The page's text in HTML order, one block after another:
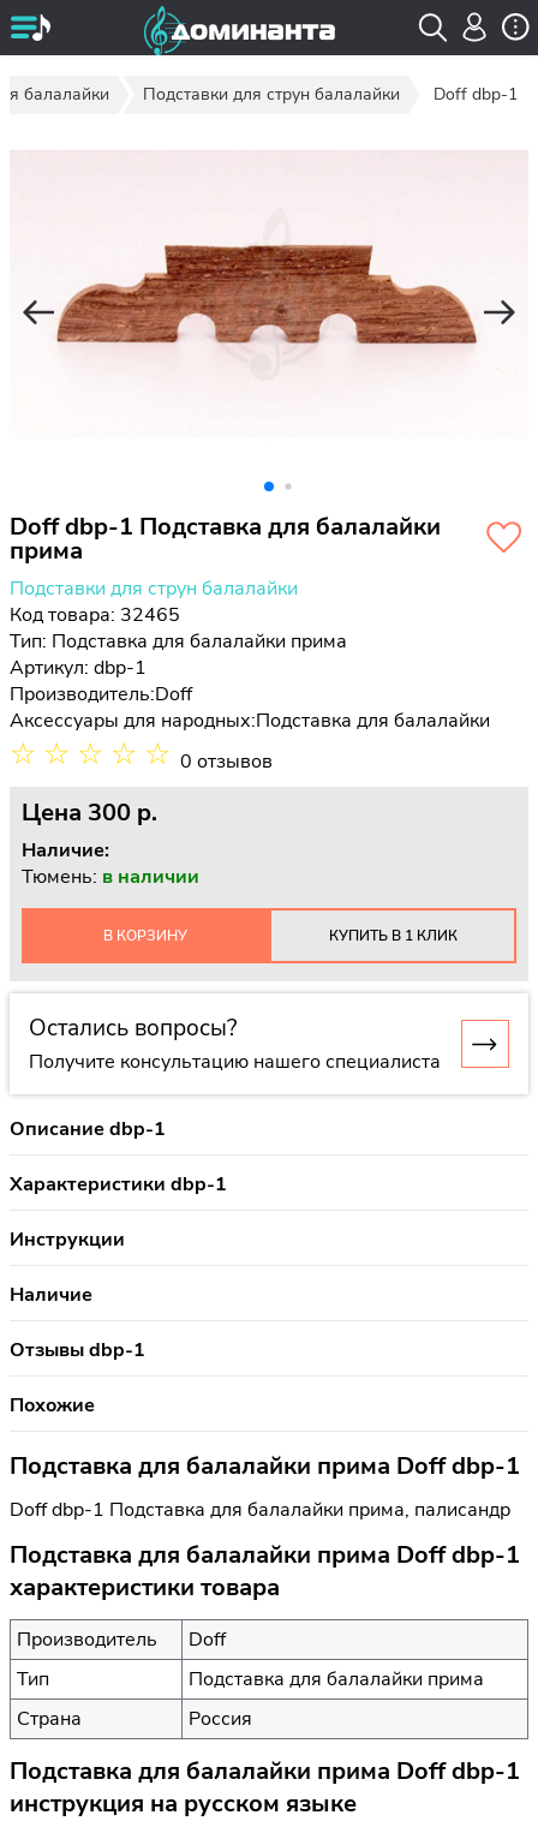
балалайки Подставки для струн балалайки Doff dbp-1
Doff dbp-1 Подставка для балалайки
прима
Подставки для струн балалайки
Код товара: 32465
Тип: Подставка для балалайки прима
Артикул: dbp-1
Производитель:Doff
Аксессуары для народных:Подставка для балалайки
☆ ☆ ☆ ☆ ☆ 0 отзывов
Цена 300 p.
Наличие:
Тюмень: в наличии
В КОРЗИНУ КУПИТЬ В 1 КЛИК
Остались вопросы?
Получите консультацию нашего специалиста
Описание dbp-1
Характеристики dbp-1
Инструкции
Наличие
Отзывы dbp-1
Похожие
Подставка для балалайки прима Doff dbp-1
Doff dbp-1 Подставка для балалайки прима, палисандр
Подставка для балалайки прима Doff dbp-1
характеристики товара
Производитель
Doff
Тип
Подставка для балалайки прима
Страна
Россия
Подставка для балалайки прима Doff dbp-1
инструкция на русском языке